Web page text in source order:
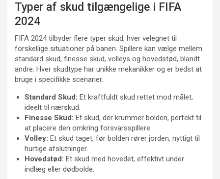
Typer af skud tilgængelige i FIFA
2024
FIFA 2024 tilbyder flere typer skud, hver velegnet til
forskellige situationer på banen. Spillere kan vælge mellem
standard skud, finesse skud, volleys og hovedstød, blandt
andre. Hver skudtype har unikke mekanikker og er bedst at
bruge i specifikke scenarier.
Standard Skud: Et kraftfuldt skud rettet mod målet,
ideelt til nærskud.
Finesse Skud: Et skud, der krummer bolden, perfekt til
at placere den omkring forsvarsspillere.
Volley: Et skud taget, før bolden rører jorden, nyttigt til
hurtige afslutninger.
Hovedstød: Et skud med hovedet, effektivt under
indlæg eller dødbolde.